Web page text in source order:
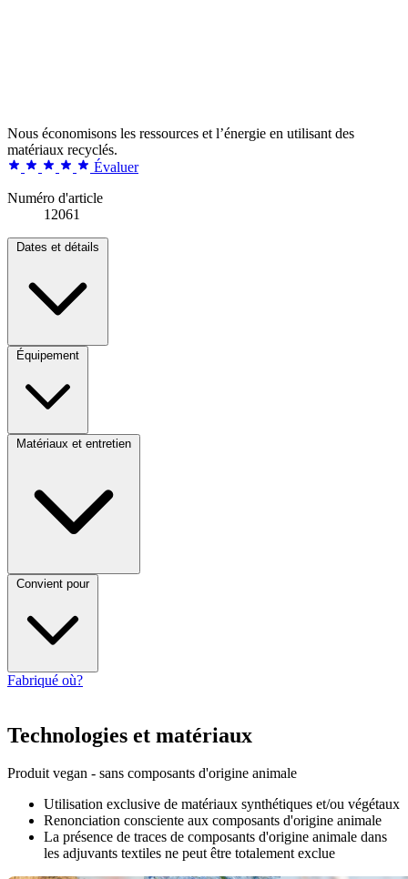
Nous économisons les ressources et l’énergie en utilisant des
matériaux recyclés.
Évaluer
Numéro d'article
12061
Dates et détails
Équipement
Matériaux et entretien
Convient pour
Fabriqué où?
Technologies et matériaux
Produit vegan - sans composants d'origine animale
Utilisation exclusive de matériaux synthétiques et/ou végétaux
Renonciation consciente aux composants d'origine animale
La présence de traces de composants d'origine animale dans
les adjuvants textiles ne peut être totalement exclue